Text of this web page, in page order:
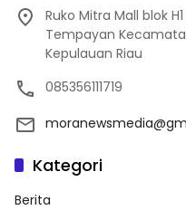
Ruko Mitra Mall blok
Tempayan
Kepulauan Riau
085356111719
Kategori
Berita